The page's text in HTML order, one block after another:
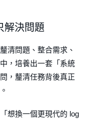
解決問題
清問題、整合需求、
，培養出一套「系統
，釐清任務背後真正
想換一個更現代的 log